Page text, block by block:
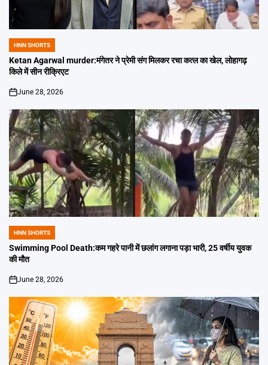
POSTED
IN
HNN SHORTS
Ketan Agarwal murder:मंगेतर ने प्रेमी संग मिलकर रचा कत्ल का खेल, लोहागढ़
किले में सीन रीक्रिएट
on
June 28, 2026
POSTED
IN
HNN SHORTS
Swimming Pool Death:कम गहरे पानी में छलांग लगाना पड़ा भारी, 25 वर्षीय युवक
की मौत
on
June 28, 2026